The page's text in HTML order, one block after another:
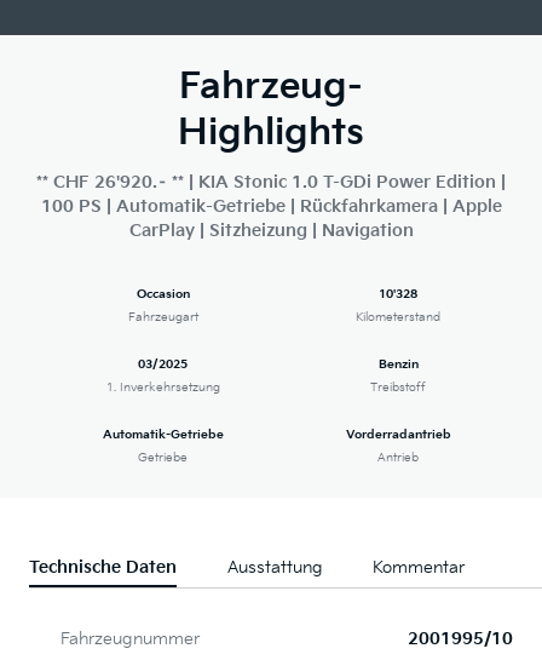
Fahrzeug-
Highlights
** CHF 26'920.– ** | KIA Stonic 1.0 T-GDi Power Edition |
100 PS | Automatik-Getriebe | Rückfahrkamera | Apple
CarPlay | Sitzheizung | Navigation
Occasion
Fahrzeugart
10'328
Kilometerstand
03/2025
1. Inverkehrsetzung
Benzin
Treibstoff
Automatik-Getriebe
Getriebe
Vorderradantrieb
Antrieb
Technische Daten Ausstattung Kommentar
Fahrzeugnummer 2001995/10